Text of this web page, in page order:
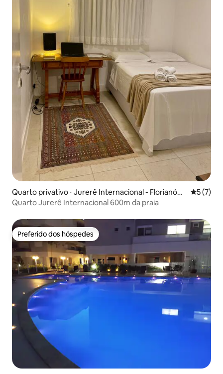
Quarto privativo ⋅ Jurerê Internacional - Florianópo
lis
5 de
5 (7)
Quarto Jurerê Internacional 600m da praia
Preferido dos hóspedes
Preferido dos hóspedes